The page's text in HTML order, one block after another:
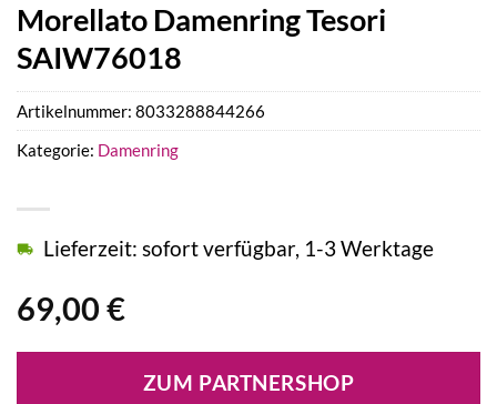
Morellato Damenring Tesori
SAIW76018
69,00 €
Lieferzeit: sofort verfügbar, 1-3 Werktage
ZUM PARTNERSHOP
Artikelnummer: 8033288844266
Kategorie: Damenring